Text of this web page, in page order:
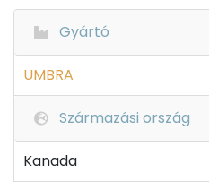
Gyártó
UMBRA
Származási ország
Kanada